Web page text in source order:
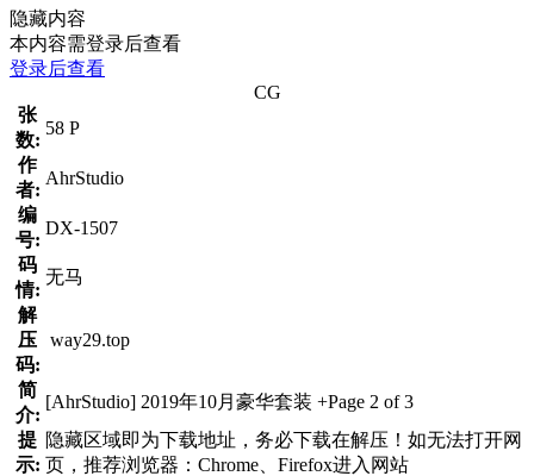
隐藏内容
本内容需登录后查看
登录后查看
CG
张
数:
58 P
作
者:
AhrStudio
编
号:
DX-1507
码
情:
无马
解
压
码:
way29.top
简
介:
[AhrStudio] 2019年10月豪华套装 +Page 2 of 3
提
示:
隐藏区域即为下载地址，务必下载在解压！如无法打开网
页，推荐浏览器：Chrome、Firefox进入网站